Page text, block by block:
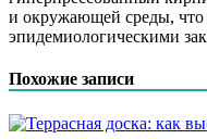
и окружающей среды, что
эпидемиологическими
Похожие записи